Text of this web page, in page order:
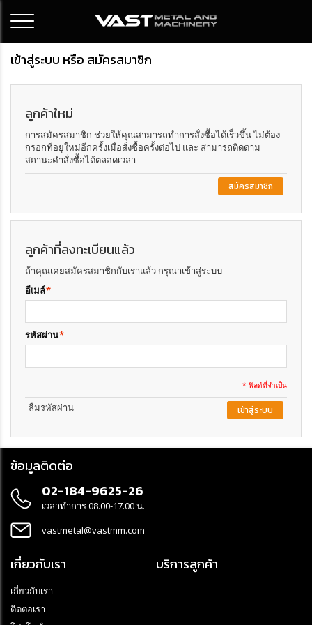
เข้าสู่ระบบ หรือ สมัครสมาชิก
ลูกค้าใหม่
การสมัครสมาชิก ช่วยให้คุณสามารถทำการสั่งซื้อได้เร็วขึ้น ไม่ต้อง
กรอกที่อยู่ใหม่อีกครั้งเมื่อสั่งซื้อครั้งต่อไป และ สามารถติดตาม
สถานะคำสั่งซื้อได้ตลอดเวลา
สมัครสมาชิก
ลูกค้าที่ลงทะเบียนแล้ว
ถ้าคุณเคยสมัครสมาชิกกับเราแล้ว กรุณาเข้าสู่ระบบ
*
อีเมล์
*
รหัสผ่าน
* ฟิลด์ที่จำเป็น
ลืมรหัสผ่าน เข้าสู่ระบบ
ข้อมูลติดต่อ
02-184-9625-26
เวลาทำการ 08.00-17.00 น.
vastmetal@vastmm.com
เกี่ยวกับเรา
เกี่ยวกับเรา
ติดต่อเรา
บริการลูกค้า